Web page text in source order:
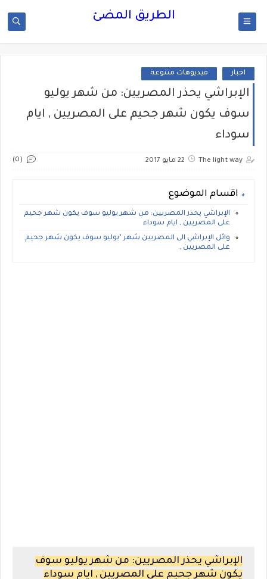
الطريق المضئ
اخبار فيديوهات متنوعة
الإبراشي يحذر المصريين: من شهر يوليو
سوف يكون شهر جحيم على المصريين , ايام
سوداء
The light way 22 مايو 2017 (0)
اقسام الموضوع
الإبراشي يحذر المصريين: من شهر يوليو سوف يكون شهر جحيم
على المصريين , ايام سوداء
وائل الإبراشي الى المصريين شهر "يوليو سوف يكون شهر جحيم
على المصريين ,
الإبراشي يحذر المصريين: من شهر يوليو سوف
يكون شهر جحيم على المصريين , ايام سوداء